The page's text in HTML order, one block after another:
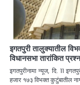
इगतपुरी तालुक्यातील
विधानसभा तारांकित
इगतपुरीनामा न्यूज, दि. 11
हजार १७३ विभक्त कुटुंबातील